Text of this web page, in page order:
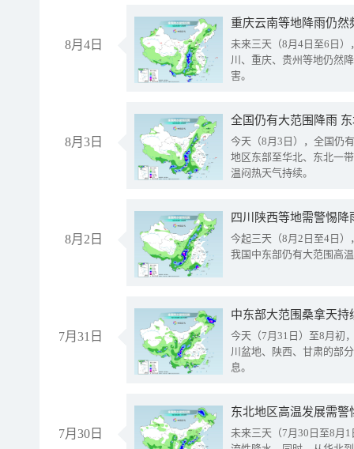
8月4日
重庆云南等地降雨仍然
未来三天（8月4日至6日
川、重庆、贵州等地仍然
害。
8月3日
全国仍有大范围降雨
今天（8月3日），全国仍
地区东部至华北、东北一
温闷热天气持续。
8月2日
今起三天（8月2日至4日
我国中东部仍有大范围高
7月31日
中东部大范围桑拿天
今天（7月31日）至8月初
川盆地、陕西、甘肃的部
息。
7月30日
东北地区高温发展需
未来三天（7月30日至8月